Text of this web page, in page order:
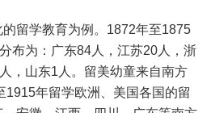
留学教育为例。1872年至1875
布为：广东84人，江苏20人，浙
，山东1人。留美幼童来自南方
1915年留学欧洲、美国各国的留